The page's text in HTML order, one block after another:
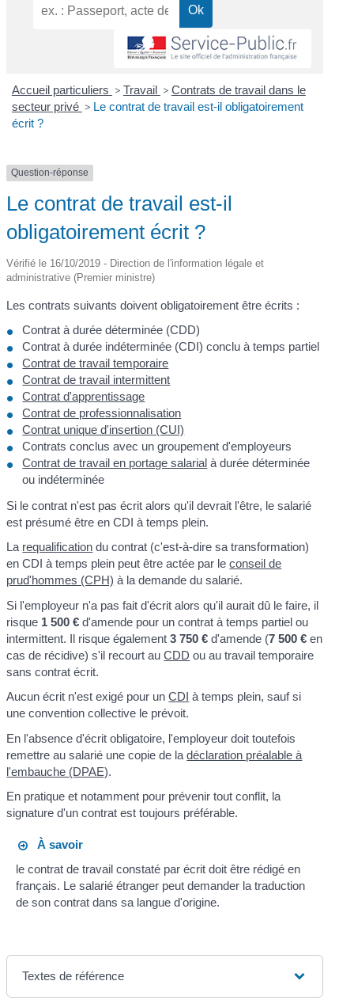
Accueil particuliers > Travail > Contrats de travail dans le
secteur privé > Le contrat de travail est-il obligatoirement
écrit ?
Question-réponse
Le contrat de travail est-il
obligatoirement écrit ?
Vérifié le 16/10/2019 - Direction de l'information légale et
administrative (Premier ministre)
Les contrats suivants doivent obligatoirement être écrits :
Contrat à durée déterminée (CDD)
Contrat à durée indéterminée (CDI) conclu à temps partiel
Contrat de travail temporaire
Contrat de travail intermittent
Contrat d'apprentissage
Contrat de professionnalisation
Contrat unique d'insertion (CUI)
Contrats conclus avec un groupement d'employeurs
Contrat de travail en portage salarial à durée déterminée
ou indéterminée
Si le contrat n'est pas écrit alors qu'il devrait l'être, le salarié
est présumé être en CDI à temps plein.
La requalification du contrat (c'est-à-dire sa transformation)
en CDI à temps plein peut être actée par leconseil de
prud'hommes (CPH) à la demande du salarié.
Si l'employeur n'a pas fait d'écrit alors qu'il aurait dû le faire, il
risque 1 500 € d'amende pour un contrat à temps partiel ou
intermittent. Il risque également3 750 € d'amende (7 500 € en
cas de récidive) s'il recourt auCDD ou au travail temporaire
sans contrat écrit.
Aucun écrit n'est exigé pour unCDI à temps plein, sauf si
une convention collective le prévoit.
En l'absence d'écrit obligatoire, l'employeur doit toutefois
remettre au salarié une copie de ladéclaration préalable à
l'embauche (DPAE).
En pratique et notamment pour prévenir tout conflit, la
signature d'un contrat est toujours préférable.
À savoir
le contrat de travail constaté par écrit doit être rédigé en
français. Le salarié étranger peut demander la traduction
de son contrat dans sa langue d'origine.
Textes de référence